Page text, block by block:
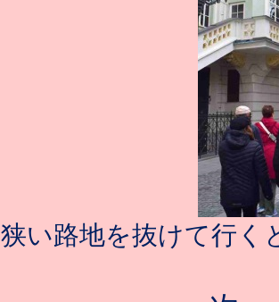
狭い路地を抜けて行く